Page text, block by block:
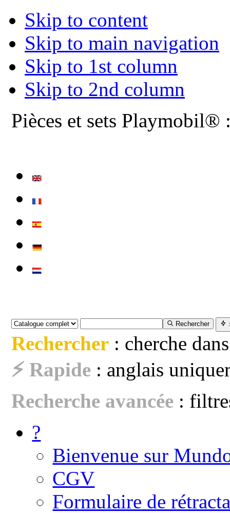
Skip to content
Skip to main navigation
Skip to 1st column
Skip to 2nd column
Pièces et sets Playmobil®
Rechercher
Rechercher : cherche
⚡ Rapide : anglais
Recherche avancée :
?
Bienvenue sur
CGV
Formulaire de